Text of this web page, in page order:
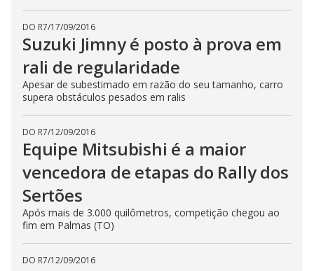
DO R7/17/09/2016
Suzuki Jimny é posto à prova em
rali de regularidade
Apesar de subestimado em razão do seu tamanho, carro
supera obstáculos pesados em ralis
DO R7/12/09/2016
Equipe Mitsubishi é a maior
vencedora de etapas do Rally dos
Sertões
Após mais de 3.000 quilômetros, competição chegou ao
fim em Palmas (TO)
DO R7/12/09/2016